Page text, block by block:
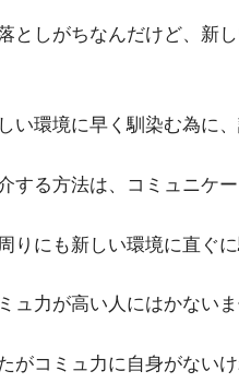
としがちなんだけど、新
い環境に早く馴染む為に
する方法は、コミュニケ
りにも新しい環境に直ぐ
ュ力が高い人にはかない
がコミュ力に自身がない